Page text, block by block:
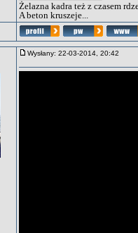
Żelazna kadra też z czasem
A beton kruszeje...
Wysłany: 22-03-2014, 20:42